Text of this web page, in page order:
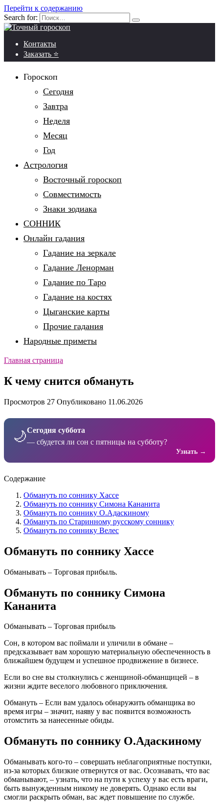
Перейти к содержанию
Search for:
Контакты
Заказать ⭐
Гороскоп
Сегодня
Завтра
Неделя
Месяц
Год
Астрология
Восточный гороскоп
Совместимость
Знаки зодиака
СОННИК
Онлайн гадания
Гадание на зеркале
Гадание Ленорман
Гадание по Таро
Гадание на костях
Цыганские карты
Прочие гадания
Народные приметы
Главная страница
К чему снится обмануть
Просмотров 27 Опубликовано 11.06.2026
🌙Сегодня суббота
— сбудется ли сон с пятницы на субботу?
Узнать →
Содержание
Обмануть по соннику Хассе
Обмануть по соннику Симона Кананита
Обмануть по соннику О.Адаскиному
Обмануть по Старинному русскому соннику
Обмануть по соннику Велес
Обмануть по соннику Хассе
Обманывать – Торговая прибыль.
Обмануть по соннику Симона
Кананита
Обманывать – Торговая прибыль
Сон, в котором вас поймали и уличили в обмане –
предсказывает вам хорошую материальную обеспеченность в
ближайшем будущем и успешное продвижение в бизнесе.
Если во сне вы столкнулись с женщиной-обманщицей – в
жизни ждите веселого любовного приключения.
Обмануть – Если вам удалось обнаружить обманщика во
время игры – значит, наяву у вас появится возможность
отомстить за нанесенные обиды.
Обмануть по соннику О.Адаскиному
Обманывать кого-то – совершать неблагоприятные поступки,
из-за которых близкие отвернутся от вас. Осознавать, что вас
обманывают, – узнать, что на пути к успеху у вас есть враги,
быть вынужденным никому не доверять. Однако если вы
смогли раскрыть обман, вас ждет повышение по службе.